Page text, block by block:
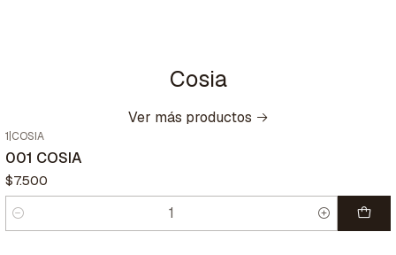
Cosia
Ver más productos
1 COSIA
001 COSIA
$7.500
Cantidad